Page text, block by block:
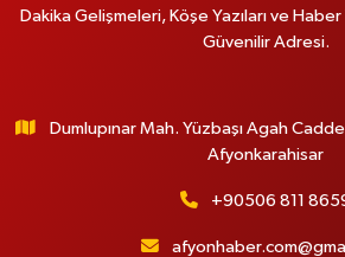
Dakika Gelişmeleri, Köşe Yazıları ve
Güvenilir Adresi.
Dumlupınar Mah. Yüzbaşı Agah
Afyonkarahisar
+90506 811